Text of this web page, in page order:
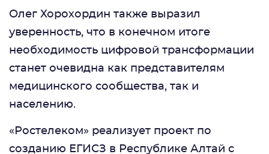
Олег Хорохордин также выразил
уверенность, что в конечном итоге
необходимость цифровой трансформации
станет очевидна как представителям
медицинского сообщества, так и
населению.
«Ростелеком» реализует проект по
созданию ЕГИСЗ в Республике Алтай с